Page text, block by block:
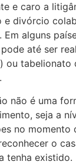
e caro a
e divórcio
Em alguns
até ser
ou tabelionato
não é uma
seja a
no momento
o
tenha existido.